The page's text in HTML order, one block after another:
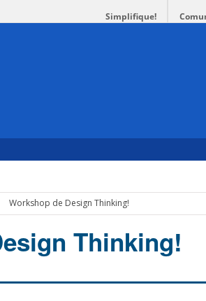
Simplifique!
Workshop de Design Thinking!
Thinking!